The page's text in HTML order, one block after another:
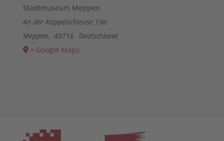
Stadtmuseum Meppen
An der Koppelschleuse 19a
Meppen, 49716 Deutschland
+ Google Maps
Management Platform